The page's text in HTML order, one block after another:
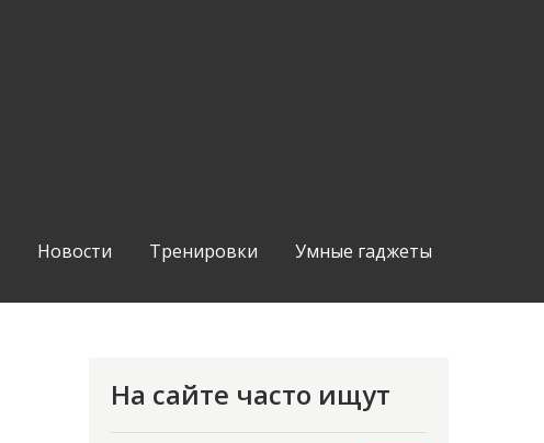
Новости Тренировки Умные гаджеты
На сайте часто ищут